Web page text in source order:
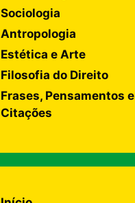
Sociologia
Antropologia
Estética e Arte
Filosofia do Direito
Frases, Pensamentos e
Citações